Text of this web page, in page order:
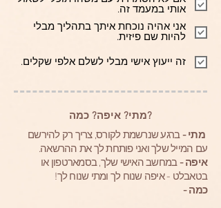
אותי במעמד זה.
זה ייעוץ אישי מבלי לשלם אלפי שקלים.
אני אהיה נוכחת איתך בתהליך מבלי
להיות שם פיזית.
מתי? איפה? כמה?
מתי -ברגע שנרשמת לקורס, צריך רק להירשם
עם המייל שלך ואני פותחת לך את ההרשאה.
איפה -במחשב האישי שלך, בסמארטפון או
בטאבלט - איפה שנוח לך ומתי שנוח לך!
כמה -